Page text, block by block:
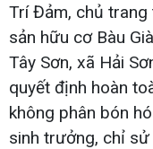
Trí Đảm, chủ trang
sản hữu cơ Bàu
Tây Sơn, xã Hải
quyết định hoàn
không phân bón
sinh trưởng, chỉ